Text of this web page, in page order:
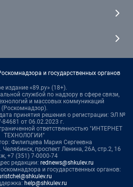
и государственных органов
издание «89.ру» (18+).
службой по надзору в сфере связи,
и массовых коммуникаций
(Роскомнадзор).
принятия решения о регистрации: ЭЛ №
от 06.02.2023 г.
ответственностью "ИНТЕРНЕТ
ТЕХНОЛОГИИ"
Филипцева Мария Сергеевна
проспект Ленина, 26А, стр.2, 16
+7 (351) 7-0000-74
редакции: rednews@shkulev.ru
и государственных органов:
help@shkulev.ru